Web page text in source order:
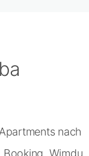
nach
Booking, Wimdu